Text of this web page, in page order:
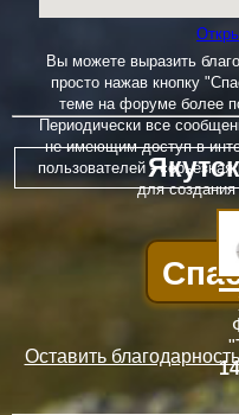
Вы можете выразить
просто нажав кнопку
теме на форуме более
Периодически все
не имеющим доступ в
пользователей -
для
Оставить